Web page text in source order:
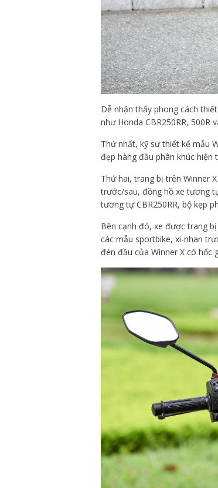
Dễ nhận thấy phong cách
như Honda CBR250RR, 500R
Thứ nhất, kỹ sư thiết kế mẫu
đẹp hàng đầu phân khúc hiện
Thứ hai, trang bị trên Winner
trước/sau, đồng hồ xe tương
tương tự CBR250RR, bộ kẹp
Bên cạnh đó, xe được trang
các mẫu sportbike, xi-nhan
đèn đầu của Winner X có hốc